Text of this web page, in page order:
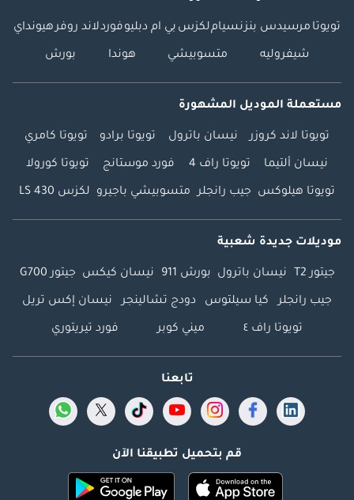
تويوتا مرسيدس بنزنسياملكزس بي ام دبليوفوردلاند روفرهيونداي
شيفروليه متسوبيشي هوندا بورش
مستعملة الموديل المشهورة
تويوتا لاند كروزر نيسان باترول تويوتا برادو تويوتا كامري
نيسان ألتيما تويوتا راف 4 فورد موستانج تويوتا كورولا
تويوتا هيلوكس جيب رانجلر متسوبيشي باجيرو لكزس LS 430
موديلات جديدة شعبية
جيتور T2 نيسان باترول بورش 911 نيسان كيكس جيتور G700
جيب رانجلر كيا سيلتوس دودج تشالينجر نيسان إكس تريل
تويوتا راف ٤ ميني كوبر فورد تيريتوري
تابعنا
قم بتحميل تطبيقنا الآن